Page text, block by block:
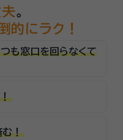
。
的にラク！
も窓口を回らなくて
む！